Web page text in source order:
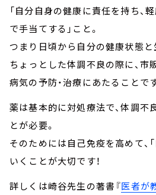
「自分自身の健康に責任を持ち、
で手当てする」こと。
つまり日頃から自分の健康状態と
ちょっとした体調不良の際に、市
病気の予防・治療にあたることです
薬は基本的に対処療法で、体調不
とが必要。
そのためには自己免疫を高めて、
いくことが大切です！
詳しくは崎谷先生の著書『医者が